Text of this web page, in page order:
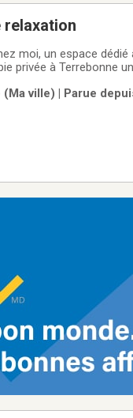
relaxation
moi, un espace
privée à Terrebonne
chaque personne avec
ville) | Parue